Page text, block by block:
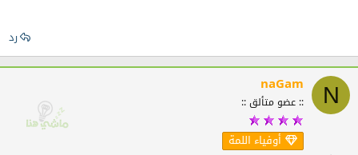
رد
N
naGam
:: عضو متألق ::
أوفياء اللمة